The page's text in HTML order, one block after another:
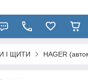
І ЩИТИ HAGER